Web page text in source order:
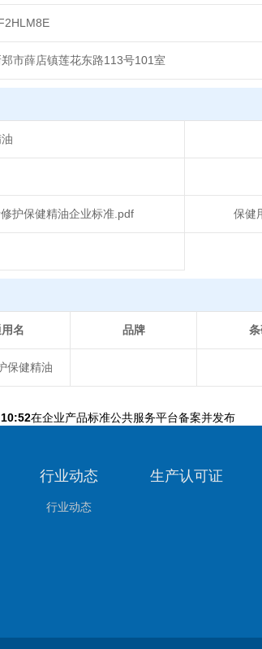
市薛店镇莲花东路113号101室
护保健精油企业标准.pdf 保健
名 品牌
保健精油
在企业产品标准公共服务平台备案并发布
行业动态
行业动态
生产认可证